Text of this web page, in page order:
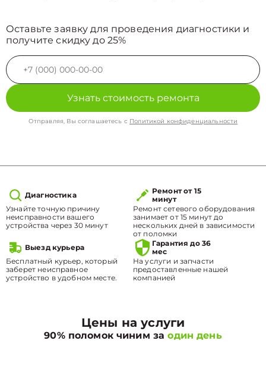
Оставьте заявку для проведения диагностики и
получите скидку до 25%
Узнать стоимость ремонта
Отправляя, Вы соглашаетесь с Политикой конфиденциальности
Диагностика
Узнайте точную причину
неисправности вашего
устройства через 30 минут
Ремонт от 15
минут
Ремонт сетевого оборудования
занимает от 15 минут до
нескольких дней в зависимости
от поломки
Выезд курьера
Бесплатный курьер, который
заберет неисправное
устройство в удобном месте.
Гарантия до 36
мес
На услуги и запчасти
предоставленные нашей
компанией
Цены на услуги
90% поломок чиним заодин день